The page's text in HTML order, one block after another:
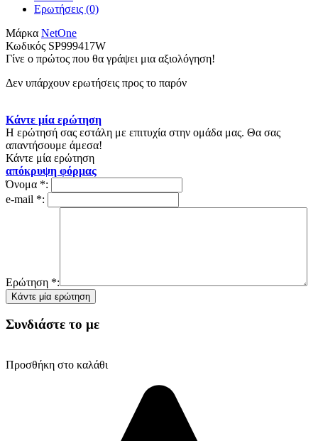
Ερωτήσεις (0)
Μάρκα NetOne
Κωδικός SP999417W
Γίνε ο πρώτος που θα γράψει μια αξιολόγηση!
Δεν υπάρχουν ερωτήσεις προς το παρόν
Κάντε μία ερώτηση
Η ερώτησή σας εστάλη με επιτυχία στην ομάδα μας. Θα σας
απαντήσουμε άμεσα!
Κάντε μία ερώτηση
απόκρυψη φόρμας
Όνομα *:
e-mail *:
Ερώτηση *:
Συνδιάστε το με
Προσθήκη στο καλάθι